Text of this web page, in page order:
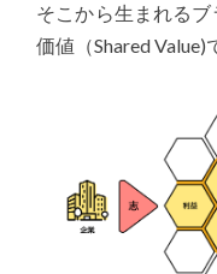
そこから生まれる
価値（Shared Value)